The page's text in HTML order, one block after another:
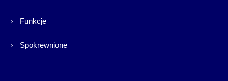
Funkcje
Spokrewnione